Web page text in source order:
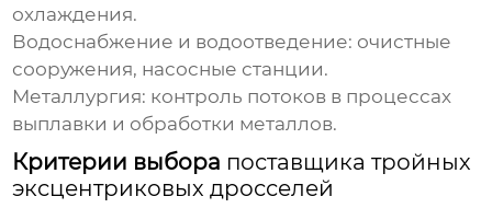
охлаждения.
Водоснабжение и водоотведение: очистные
сооружения, насосные станции.
Металлургия: контроль потоков в процессах
выплавки и обработки металлов.
Критерии выбора поставщика тройных
эксцентриковых дросселей